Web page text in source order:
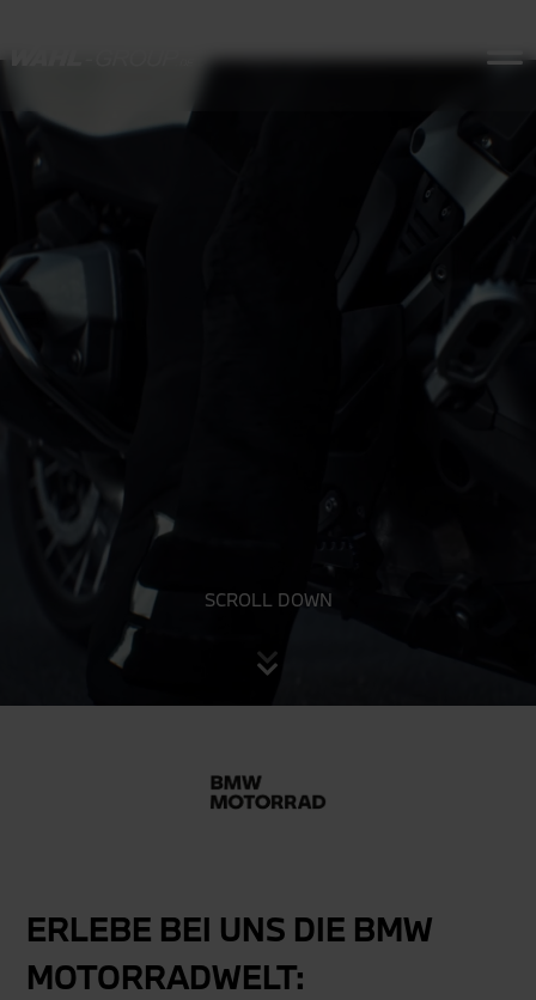
SCROLL DOWN
ERLEBE BEI UNS DIE BMW
MOTORRADWELT: